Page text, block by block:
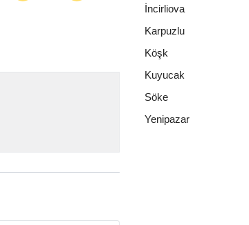
İncirliova
Karpuzlu
Köşk
Kuyucak
Söke
Yenipazar